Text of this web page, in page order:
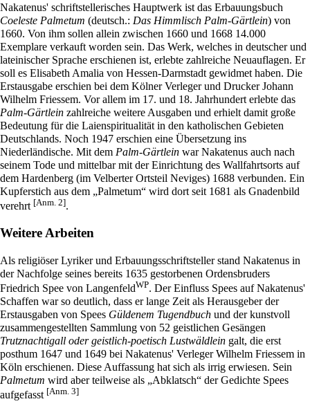
Nakatenus' schriftstellerisches Hauptwerk ist das Erbauungsbuch
Coeleste Palmetum (deutsch.: Das Himmlisch Palm-Gärtlein) von
1660. Von ihm sollen allein zwischen 1660 und 1668 14.000
Exemplare verkauft worden sein. Das Werk, welches in deutscher und
lateinischer Sprache erschienen ist, erlebte zahlreiche Neuauflagen. Er
soll es Elisabeth Amalia von Hessen-Darmstadt gewidmet haben. Die
Erstausgabe erschien bei dem Kölner Verleger und Drucker Johann
Wilhelm Friessem. Vor allem im 17. und 18. Jahrhundert erlebte das
Palm-Gärtlein zahlreiche weitere Ausgaben und erhielt damit große
Bedeutung für die Laienspiritualität in den katholischen Gebieten
Deutschlands. Noch 1947 erschien eine Übersetzung ins
Niederländische. Mit dem Palm-Gärtlein war Nakatenus auch nach
seinem Tode und mittelbar mit der Einrichtung des Wallfahrtsorts auf
dem Hardenberg (im Velberter Ortsteil Neviges) 1688 verbunden. Ein
Kupferstich aus dem „Palmetum“ wird dort seit 1681 als Gnadenbild
verehrt [Anm. 2].
Weitere Arbeiten
Als religiöser Lyriker und Erbauungsschriftsteller stand Nakatenus in
der Nachfolge seines bereits 1635 gestorbenen Ordensbruders
Friedrich Spee von LangenfeldWP. Der Einfluss Spees auf Nakatenus'
Schaffen war so deutlich, dass er lange Zeit als Herausgeber der
Erstausgaben von Spees Güldenem Tugendbuch und der kunstvoll
zusammengestellten Sammlung von 52 geistlichen Gesängen
Trutznachtigall oder geistlich-poetisch Lustwäldlein galt, die erst
posthum 1647 und 1649 bei Nakatenus' Verleger Wilhelm Friessem in
Köln erschienen. Diese Auffassung hat sich als irrig erwiesen. Sein
Palmetum wird aber teilweise als „Abklatsch“ der Gedichte Spees
aufgefasst [Anm. 3]